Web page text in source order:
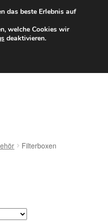
ab 6 EUR
0175 7465658
Filterboxen
das beste Erlebnis auf
welche Cookies wir
deaktivieren.